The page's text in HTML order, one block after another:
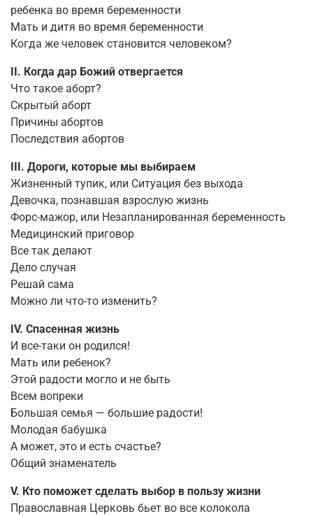
ребенка во время беременности
Мать и дитя во время беременности
Когда же человек становится человеком?
II. Когда дар Божий отвергается
Что такое аборт?
Скрытый аборт
Причины абортов
Последствия абортов
III. Дороги, которые мы выбираем
Жизненный тупик, или Ситуация без выхода
Девочка, познавшая взрослую жизнь
Форс-мажор, или Незапланированная беременность
Медицинский приговор
Все так делают
Дело случая
Решай сама
Можно ли что-то изменить?
IV. Спасенная жизнь
И все-таки он родился!
Мать или ребенок?
Этой радости могло и не быть
Всем вопреки
Большая семья — большие радости!
Молодая бабушка
А может, это и есть счастье?
Общий знаменатель
V. Кто поможет сделать выбор в пользу жизни
Православная Церковь бьет во все колокола